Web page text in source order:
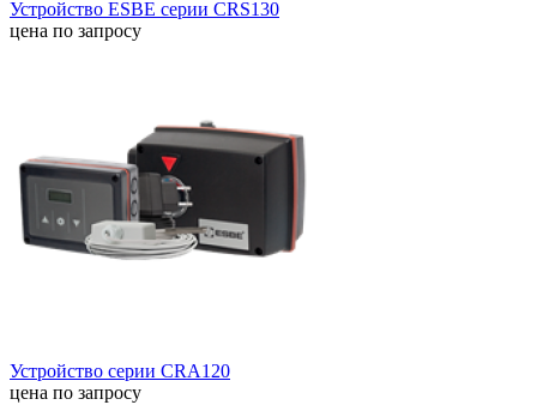
Устройство ESBE серии CRS130
цена по запросу
Устройство серии CRA120
цена по запросу